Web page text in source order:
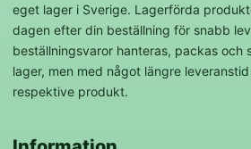
eget lager i Sverige. Lagerförda
dagen efter din beställning för snabb
beställningsvaror hanteras, packas och
lager, men med något längre
respektive produkt.